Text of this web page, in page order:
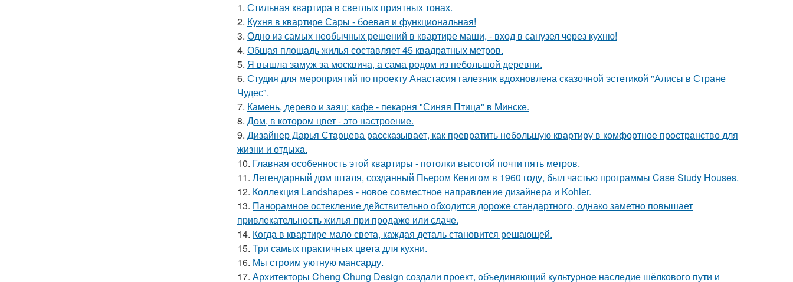
1. Стильная квартира в светлых приятных тонах.
2. Кухня в квартире Сары - боевая и функциональная!
3. Одно из самых необычных решений в квартире маши, - вход в санузел через кухню!
4. Общая площадь жилья составляет 45 квадратных метров.
5. Я вышла замуж за москвича, а сама родом из небольшой деревни.
6. Студия для мероприятий по проекту Анастасия галезник вдохновлена сказочной эстетикой "Алисы в Стране
Чудес".
7. Камень, дерево и заяц: кафе - пекарня "Синяя Птица" в Минске.
8. Дом, в котором цвет - это настроение.
9. Дизайнер Дарья Старцева рассказывает, как превратить небольшую квартиру в комфортное пространство для
жизни и отдыха.
10. Главная особенность этой квартиры - потолки высотой почти пять метров.
11. Легендарный дом шталя, созданный Пьером Кенигом в 1960 году, был частью программы Case Study Houses.
12. Коллекция Landshapes - новое совместное направление дизайнера и Kohler.
13. Панорамное остекление действительно обходится дороже стандартного, однако заметно повышает
привлекательность жилья при продаже или сдаче.
14. Когда в квартире мало света, каждая деталь становится решающей.
15. Три самых практичных цвета для кухни.
16. Мы строим уютную мансарду.
17. Архитекторы Cheng Chung Design создали проект, объединяющий культурное наследие шёлкового пути и